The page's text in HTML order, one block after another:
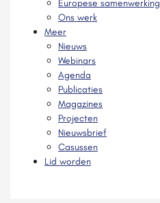
Europese samenwerking
Ons werk
Meer
Nieuws
Webinars
Agenda
Publicaties
Magazines
Projecten
Nieuwsbrief
Casussen
Lid worden